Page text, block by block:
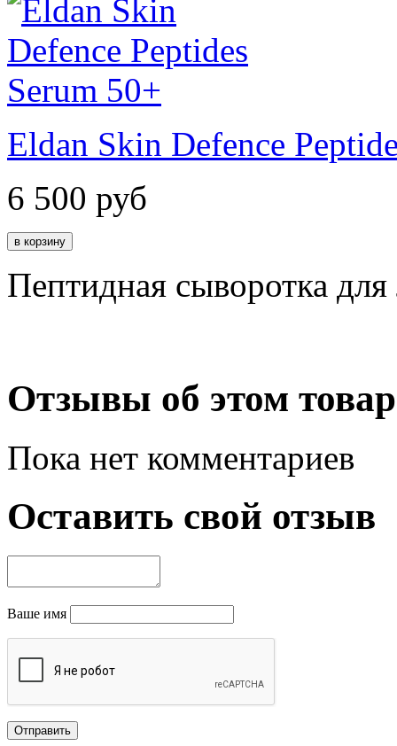
Eldan Skin Defence
6 500 руб
Пептидная сыворотка
Отзывы об этом
Пока нет комментариев
Оставить свой отзыв
Ваше имя